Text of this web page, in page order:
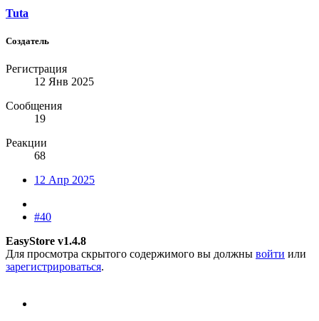
Tuta
Создатель
Регистрация
12 Янв 2025
Сообщения
19
Реакции
68
12 Апр 2025
#40
EasyStore v1.4.8
Для просмотра скрытого содержимого вы должны войти или
зарегистрироваться.